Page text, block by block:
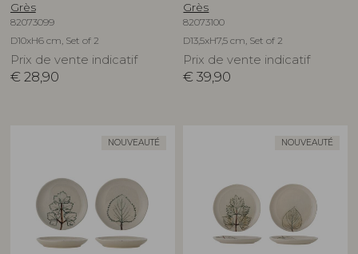
Grès
82073099
D10xH6 cm, Set of 2
Prix de vente indicatif
€ 28,90
Grès
82073100
D13,5xH7,5 cm, Set of 2
Prix de vente indicatif
€ 39,90
NOUVEAUTÉ NOUVEAUTÉ